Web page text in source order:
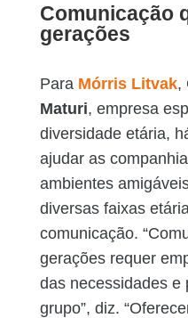
Comunicação
gerações
Para Mórris Litvak,
Maturi, empresa
diversidade etária,
ajudar as
ambientes
diversas faixas
comunicação.
gerações requer
das necessidades e
grupo”, diz.